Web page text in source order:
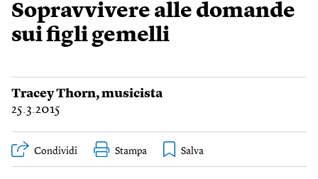
Sopravvivere alle domande
sui figli gemelli
Tracey Thorn, musicista
25.3.2015
Condividi Stampa